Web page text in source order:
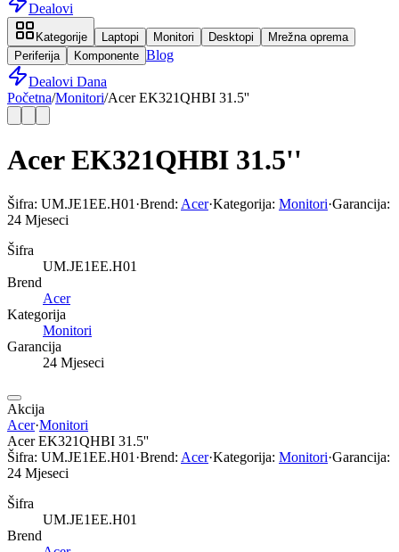
Dealovi
Kategorije Laptopi Monitori Desktopi
Mrežna oprema
Periferija
Komponente Blog
Dealovi Dana
Početna/Monitori/Acer EK321QHBI 31.5''
Acer EK321QHBI 31.5''
Šifra: UM.JE1EE.H01 ·Brend: Acer·Kategorija: Monitori·Garancija:
24 Mjeseci
Šifra
UM.JE1EE.H01
Brend
Acer
Kategorija
Monitori
Garancija
24 Mjeseci
Akcija
Acer·Monitori
Acer EK321QHBI 31.5''
Šifra: UM.JE1EE.H01 ·Brend: Acer·Kategorija: Monitori·Garancija:
24 Mjeseci
Šifra
UM.JE1EE.H01
Brend